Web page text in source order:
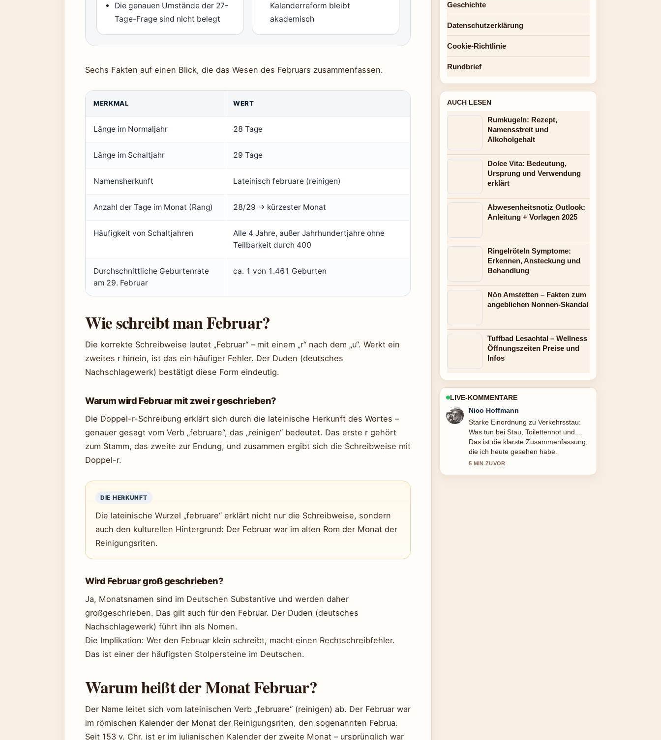
Die genauen Umstände der 27-
Tage-Frage sind nicht belegt
Kalenderreform bleibt
akademisch
Sechs Fakten auf einen Blick, die das Wesen des Februars zusammenfassen.
MERKMAL WERT
Länge im Normaljahr 28 Tage
Länge im Schaltjahr 29 Tage
Namensherkunft Lateinisch februare (reinigen)
Anzahl der Tage im Monat (Rang) 28/29 → kürzester Monat
Häufigkeit von Schaltjahren
Alle 4 Jahre, außer Jahrhundertjahre ohne
Teilbarkeit durch 400
Durchschnittliche Geburtenrate
am 29. Februar
ca. 1 von 1.461 Geburten
Wie schreibt man Februar?
Die korrekte Schreibweise lautet „Februar“ – mit einem „r“ nach dem „u“. Werkt ein
zweites r hinein, ist das ein häufiger Fehler. Der Duden (deutsches
Nachschlagewerk) bestätigt diese Form eindeutig.
Warum wird Februar mit zwei r geschrieben?
Die Doppel-r-Schreibung erklärt sich durch die lateinische Herkunft des Wortes –
genauer gesagt vom Verb „februare“, das „reinigen“ bedeutet. Das erste r gehört
zum Stamm, das zweite zur Endung, und zusammen ergibt sich die Schreibweise mit
Doppel-r.
DIE HERKUNFT
Die lateinische Wurzel „februare“ erklärt nicht nur die Schreibweise, sondern
auch den kulturellen Hintergrund: Der Februar war im alten Rom der Monat der
Reinigungsriten.
Wird Februar groß geschrieben?
Ja, Monatsnamen sind im Deutschen Substantive und werden daher
großgeschrieben. Das gilt auch für den Februar. Der Duden (deutsches
Nachschlagewerk) führt ihn als Nomen.
Die Implikation: Wer den Februar klein schreibt, macht einen Rechtschreibfehler.
Das ist einer der häufigsten Stolpersteine im Deutschen.
Warum heißt der Monat Februar?
Der Name leitet sich vom lateinischen Verb „februare“ (reinigen) ab. Der Februar war
im römischen Kalender der Monat der Reinigungsriten, den sogenannten Februa.
Seit 153 v. Chr. ist er im julianischen Kalender der zweite Monat – ursprünglich war
Geschichte
Datenschutzerklärung
Cookie-Richtlinie
Rundbrief
AUCH LESEN
Rumkugeln: Rezept,
Namensstreit und
Alkoholgehalt
Dolce Vita: Bedeutung,
Ursprung und Verwendung
erklärt
Abwesenheitsnotiz Outlook:
Anleitung + Vorlagen 2025
Ringelröteln Symptome:
Erkennen, Ansteckung und
Behandlung
Nön Amstetten – Fakten zum
angeblichen Nonnen-Skandal
Tuffbad Lesachtal – Wellness
Öffnungszeiten Preise und
Infos
LIVE-KOMMENTARE
Hannah Weber
Verfolge Flohmarkt Wien heute: alle
geöffneten Märkte genau – schaetze
den ausgewogenen Ton hier.
7 MIN ZUVOR